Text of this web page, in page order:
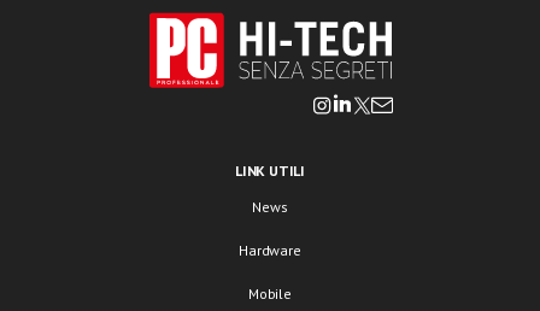
LINK UTILI
News
Hardware
Mobile